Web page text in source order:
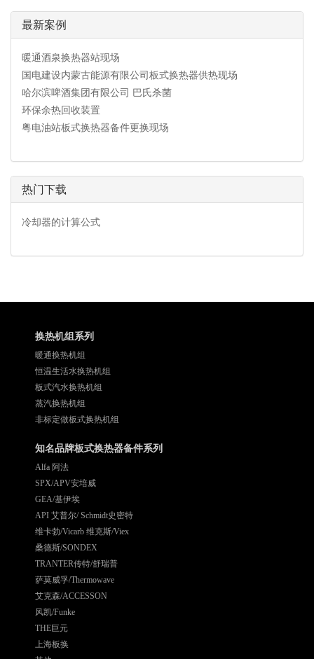
最新案例
暖通酒泉换热器站现场
国电建设内蒙古能源有限公司板式换热器供热现场
哈尔滨啤酒集团有限公司 巴氏杀菌
环保余热回收装置
粤电油站板式换热器备件更换现场
热门下载
冷却器的计算公式
换热机组系列
暖通换热机组
恒温生活水换热机组
板式汽水换热机组
蒸汽换热机组
非标定做板式换热机组
知名品牌板式换热器备件系列
Alfa 阿法
SPX/APV安培威
GEA/基伊埃
API 艾普尔/ Schmidt史密特
维卡勃/Vicarb 维克斯/Viex
桑德斯/SONDEX
TRANTER传特/舒瑞普
萨莫威孚/Thermowave
艾克森/ACCESSON
风凯/Funke
THE巨元
上海板换